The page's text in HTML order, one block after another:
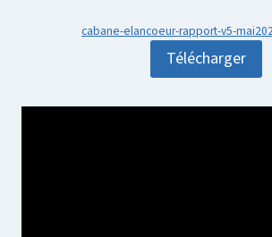
cabane-elancoeur-rapport-v5-
Télécharger